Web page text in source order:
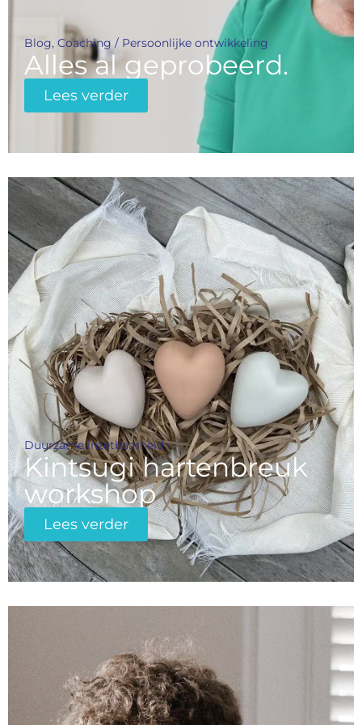
Blog, Coaching / Persoonlijke ontwikkeling
Alles al geprobeerd.
Lees verder
Duurzame inzetbaarheid
Kintsugi hartenbreuk
workshop
Lees verder